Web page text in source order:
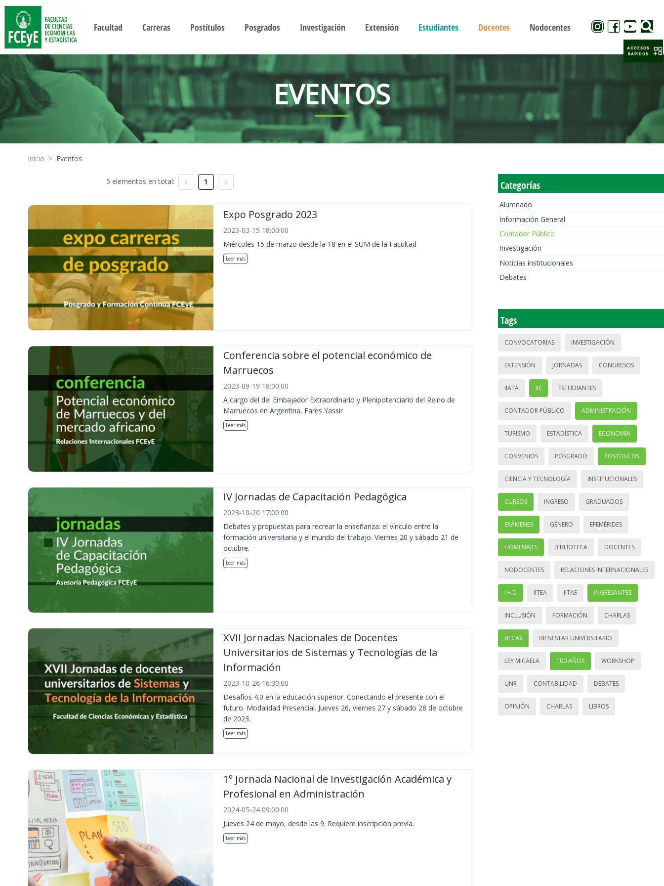
Facultad Carreras Postítulos Posgrados Investigación Extensión Estudiantes Docentes Nodocentes
EVENTOS
Inicio > Eventos
5 elementos en total: 1
Expo Posgrado 2023
2023-03-15 18:00:00
Miércoles 15 de marzo desde la 18 en el SUM de la Facultad
Leer más
Conferencia sobre el potencial económico de
Marruecos
2023-09-19 18:00:00
A cargo del del Embajador Extraordinario y Plenipotenciario del Reino de
Marruecos en Argentina, Fares Yassir
Leer más
IV Jornadas de Capacitación Pedagógica
2023-10-20 17:00:00
Debates y propuestas para recrear la enseñanza: el vínculo entre la
formación universitaria y el mundo del trabajo. Viernes 20 y sábado 21 de
octubre.
Leer más
XVII Jornadas Nacionales de Docentes
Universitarios de Sistemas y Tecnologías de la
Información
2023-10-26 16:30:00
Desafíos 4.0 en la educación superior. Conectando el presente con el
futuro. Modalidad Presencial. Jueves 26, viernes 27 y sábado 28 de octubre
de 2023.
Leer más
1º Jornada Nacional de Investigación Académica y
Profesional en Administración
2024-05-24 09:00:00
Jueves 24 de mayo, desde las 9. Requiere inscripción previa.
Leer más
Categorías
Alumnado
Información General
Contador Público
Investigación
Noticias institucionales
Debates
Tags
CONVOCATORIAS INVESTIGACIÓN
EXTENSIÓN JORNADAS CONGRESOS
IIATA IIE ESTUDIANTES
CONTADOR PÚBLICO ADMINISTRACIÓN
TURISMO ESTADÍSTICA ECONOMÍA
CONVENIOS POSGRADO POSTÍTULOS
CIENCIA Y TECNOLOGÍA INSTITUCIONALES
CURSOS INGRESO GRADUADOS
EXÁMENES GÉNERO EFEMÉRIDES
HOMENAJES BIBLIOTECA DOCENTES
NODOCENTES RELACIONES INTERNACIONALES
I + D IITEA IITAE INGRESANTES
INCLUSIÓN FORMACIÓN CHARLAS
BECAS BIENESTAR UNIVERSITARIO
LEY MICAELA 100 AÑOS WORKSHOP
UNR CONTABILIDAD DEBATES
OPINIÓN CHARLAS LIBROS
ACCESOS
RAPIDOS